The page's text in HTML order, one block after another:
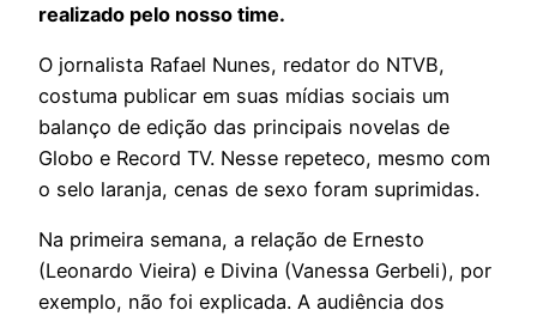
realizado pelo nosso time.
O jornalista Rafael Nunes, redator do NTVB,
costuma publicar em suas mídias sociais um
balanço de edição das principais novelas de
Globo e Record TV. Nesse repeteco, mesmo com
o selo laranja, cenas de sexo foram suprimidas.
Na primeira semana, a relação de Ernesto
(Leonardo Vieira) e Divina (Vanessa Gerbeli), por
exemplo, não foi explicada. A audiência dos